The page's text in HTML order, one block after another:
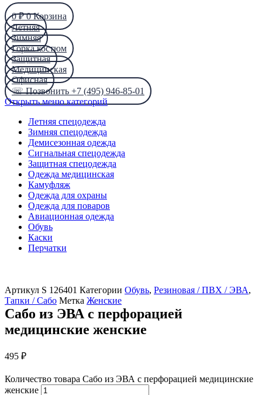
0₽ 0 Корзина
Летняя
Зимняя
Горка костюм
Защитная
Медицинская
Офисная
☏ Позвонить +7 (495) 946-85-01
Открыть меню категорий
Летняя спецодежда
Зимняя спецодежда
Демисезонная одежда
Сигнальная спецодежда
Защитная спецодежда
Одежда медицинская
Камуфляж
Одежда для охраны
Одежда для поваров
Авиационная одежда
Обувь
Каски
Перчатки
Артикул S 126401 Категории Обувь, Резиновая / ПВХ / ЭВА,
Тапки / Сабо Метка Женские
Сабо из ЭВА с перфорацией
медицинские женские
495 ₽
Количество товара Сабо из ЭВА с перфорацией медицинские
женские